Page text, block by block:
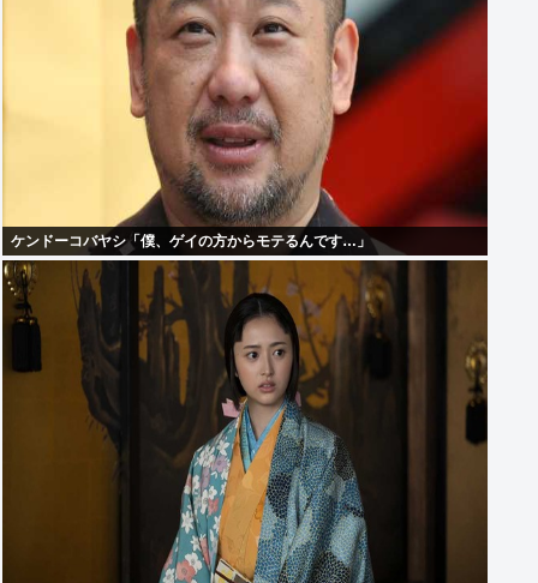
ケンドーコバヤシ「僕、ゲイの方からモテるんです…」